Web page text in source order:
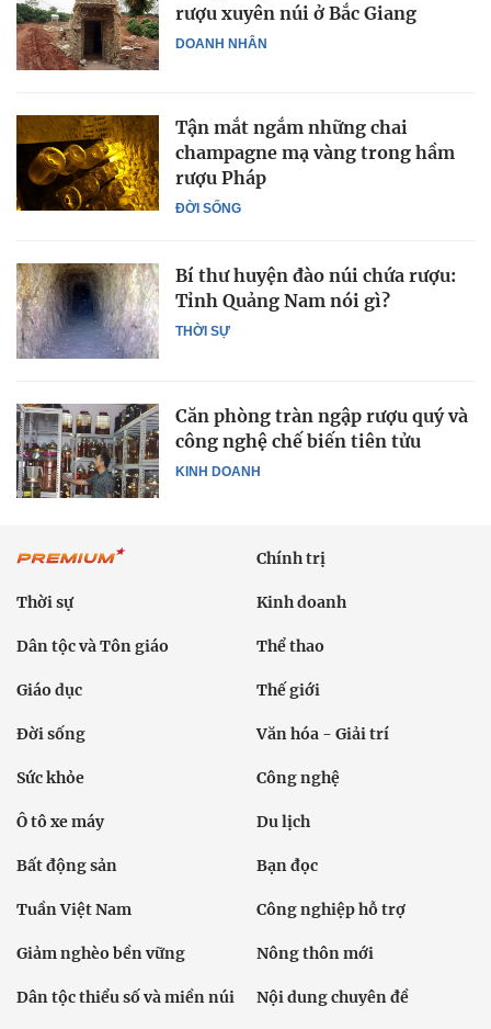
DOANH NHÂN
rượu xuyên núi ở Bắc Giang
ĐỜI SỐNG
Tận mắt ngắm những chai
champagne mạ vàng trong hầm
rượu Pháp
THỜI SỰ
Bí thư huyện đào núi chứa rượu:
Tỉnh Quảng Nam nói gì?
KINH DOANH
Căn phòng tràn ngập rượu quý và
công nghệ chế biến tiên tửu
Chính trị
Thời sự Kinh doanh
Dân tộc và Tôn giáo Thể thao
Giáo dục Thế giới
Đời sống Văn hóa - Giải trí
Sức khỏe Công nghệ
Ô tô xe máy Du lịch
Bất động sản Bạn đọc
Tuần Việt Nam Công nghiệp hỗ trợ
Giảm nghèo bền vững Nông thôn mới
Dân tộc thiểu số và miền núi Nội dung chuyên đề